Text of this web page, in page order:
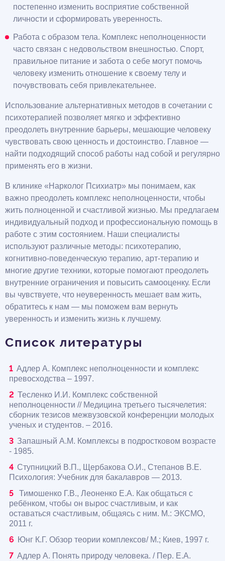
постепенно изменить восприятие собственной
личности и сформировать уверенность.
Работа с образом тела. Комплекс неполноценности
часто связан с недовольством внешностью. Спорт,
правильное питание и забота о себе могут помочь
человеку изменить отношение к своему телу и
почувствовать себя привлекательнее.
Использование альтернативных методов в сочетании с
психотерапией позволяет мягко и эффективно
преодолеть внутренние барьеры, мешающие человеку
чувствовать свою ценность и достоинство. Главное —
найти подходящий способ работы над собой и регулярно
применять его в жизни.
В клинике «Нарколог Психиатр» мы понимаем, как
важно преодолеть комплекс неполноценности, чтобы
жить полноценной и счастливой жизнью. Мы предлагаем
индивидуальный подход и профессиональную помощь в
работе с этим состоянием. Наши специалисты
используют различные методы: психотерапию,
когнитивно-поведенческую терапию, арт-терапию и
многие другие техники, которые помогают преодолеть
внутренние ограничения и повысить самооценку. Если
вы чувствуете, что неуверенность мешает вам жить,
обратитесь к нам — мы поможем вам вернуть
уверенность и изменить жизнь к лучшему.
Список литературы
Адлер А. Комплекс неполноценности и комплекс
превосходства – 1997.
Тесленко И.И. Комплекс собственной
неполноценности // Медицина третьего тысячелетия:
сборник тезисов межвузовской конференции молодых
ученых и студентов. – 2016.
Запашный А.М. Комплексы в подростковом возрасте
- 1985.
Ступницкий В.П., Щербакова О.И., Степанов В.Е.
Психология: Учебник для бакалавров — 2013.
Тимошенко Г.В., Леоненко Е.А. Как общаться с
ребёнком, чтобы он вырос счастливым, и как
оставаться счастливым, общаясь с ним. М.: ЭКСМО,
2011 г.
Юнг К.Г. Обзор теории комплексов/ М.; Киев, 1997 г.
Адлер А. Понять природу человека. / Пер. Е.А.